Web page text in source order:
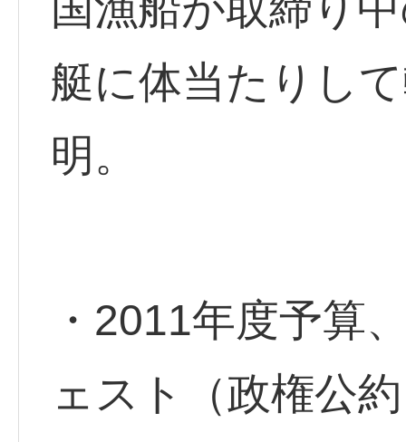
艇に体当たりし
明。
・2011年度予算
ェスト（政権公